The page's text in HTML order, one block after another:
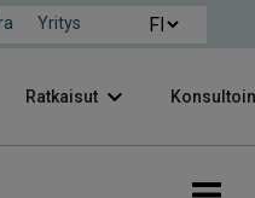
Yritys
Ratkaisut